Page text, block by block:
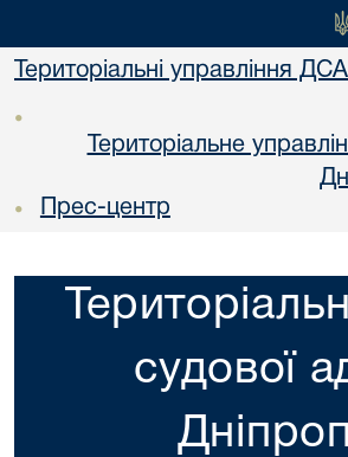
Територіальні управління
•
Територіальне
• Прес-центр
судової